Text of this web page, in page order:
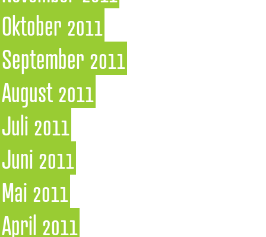
Oktober 2011
September 2011
August 2011
Juli 2011
Juni 2011
Mai 2011
April 2011